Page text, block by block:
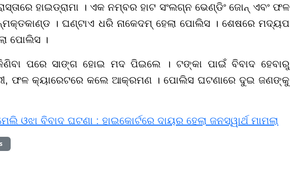
ହାଇଡ୍ରାମା । ଏକ ନମ୍ବର ହାଟ ସଂଲଗ୍ନ ଭେଣ୍ଡିଂ ଜୋନ୍ ଏବଂ ଫଳ
। ଘଣ୍ଟାଏ ଧରି ନାକେଦମ୍ ହେଲା ପୋଲିସ । ଶେଷରେ ମଦ୍ୟପ
ପୋଲିସ ।
ପରେ ସାଙ୍ଗ ହୋଇ ମଦ ପିଇଲେ । ଟଙ୍କା ପାଇଁ ବିବାଦ ହେବାରୁ
ଫଳ କ୍ୟାରେଟରେ କଲେ ଆକ୍ରମଣ । ପୋଲିସ ଘଟଣାରେ ଦୁଇ ଜଣଙ୍କୁ
ଓଝା ବିବାଦ ଘଟଣା : ହାଇକୋର୍ଟରେ ଦାୟର ହେଲା ଜନସ୍ୱାର୍ଥ ମାମଲା